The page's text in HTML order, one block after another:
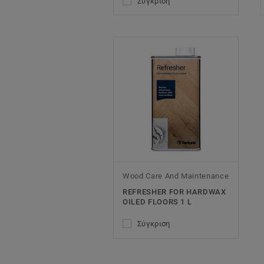
Wood Care And Maintenance
REFRESHER FOR HARDWAX
OILED FLOORS 1 L
Σύγκριση